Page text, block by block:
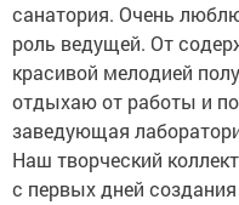
санатория. Очень
роль ведущей. От
красивой мелодией
отдыхаю от работы и
заведующая
Наш творческий
с первых дней